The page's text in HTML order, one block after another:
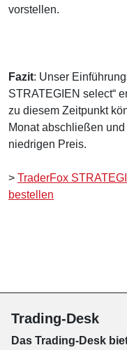
vorstellen.
Fazit: Unser
STRATEGIEN select“
zu diesem Zeitpunkt
Monat abschließen
niedrigen Preis.
> TraderFox
bestellen
Trading-Desk
Das Trading-Desk